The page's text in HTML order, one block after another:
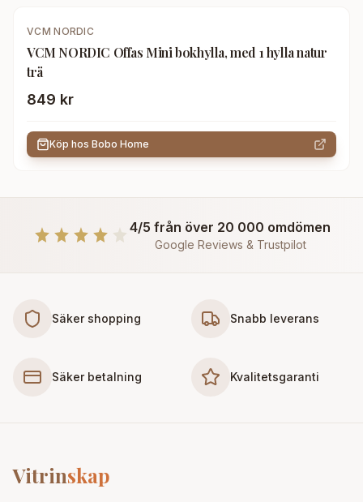
VCM NORDIC
VCM NORDIC Offas Mini bokhylla, med 1 hylla natur
trä
849 kr
Köp hos Bobo Home
4/5 från över 20 000 omdömen
Google Reviews & Trustpilot
Säker shopping Snabb leverans
Säker betalning Kvalitetsgaranti
Vitrinskap